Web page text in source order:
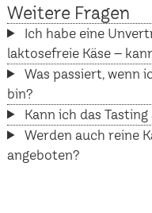
Weitere Fragen
Ich habe eine
laktosefreie Käse –
Was passiert, wenn
bin?
Kann ich das
Werden auch reine
angeboten?